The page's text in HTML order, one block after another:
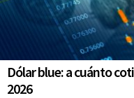
Dólar blue: a cuánto
2026